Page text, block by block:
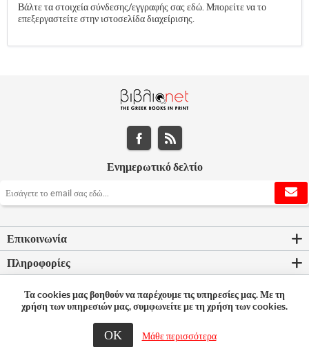
Βάλτε τα στοιχεία σύνδεσης/εγγραφής σας εδώ. Μπορείτε να το
επεξεργαστείτε στην ιστοσελίδα διαχείρισης.
Ενημερωτικό δελτίο
Επικοινωνία
Πληροφορίες
Ο λογαριασμός μου
© 2026 Bookleader
Τα cookies μας βοηθούν να παρέχουμε τις υπηρεσίες μας. Με τη
χρήση των υπηρεσιών μας, συμφωνείτε με τη χρήση των cookies.
ΟΚ Μάθε περισσότερα